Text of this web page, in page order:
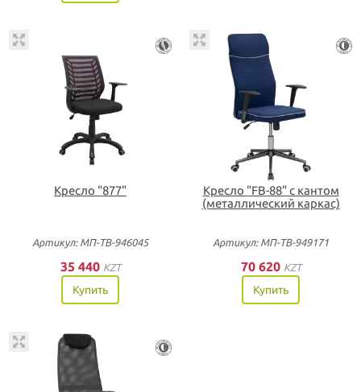
Кресло "877"
Артикул: МП-ТВ-946045
35 440 KZT
Купить
Кресло "FB-88" с кантом
(металлический каркас)
Артикул: МП-ТВ-949171
70 620 KZT
Купить